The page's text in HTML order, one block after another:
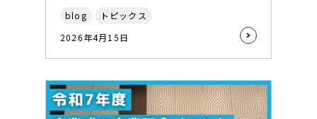
blog
トピックス
2026年4月15日